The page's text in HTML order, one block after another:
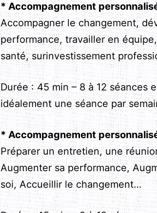
* Accompagnement
Accompagner le changement,
performance, travailler en
santé, surinvestissement
Durée : 45 min – 8 à 12 séances
idéalement une séance par
*Accompagnement
Préparer un entretien, une
Augmenter sa performance,
soi, Accueillir le changement…